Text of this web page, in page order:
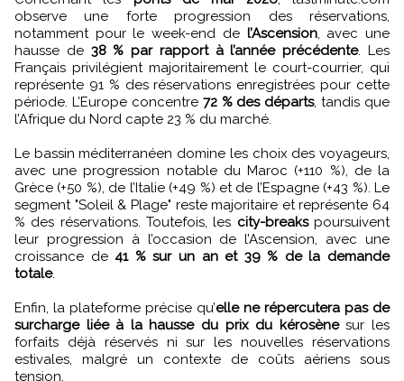
observe une forte progression des réservations,
notamment pour le week-end de l’Ascension, avec une
hausse de 38 % par rapport à l’année précédente. Les
Français privilégient majoritairement le court-courrier, qui
représente 91 % des réservations enregistrées pour cette
période. L’Europe concentre 72 % des départs, tandis que
l’Afrique du Nord capte 23 % du marché.
Le bassin méditerranéen domine les choix des voyageurs,
avec une progression notable du Maroc (+110 %), de la
Grèce (+50 %), de l’Italie (+49 %) et de l’Espagne (+43 %). Le
segment "Soleil & Plage" reste majoritaire et représente 64
% des réservations. Toutefois, les city-breakspoursuivent
leur progression à l’occasion de l’Ascension, avec une
croissance de41 % sur un an et 39 % de la demande
totale.
Enfin, la plateforme précise qu’elle ne répercutera pas de
surcharge liée à la hausse du prix du kérosènesur les
forfaits déjà réservés ni sur les nouvelles réservations
estivales, malgré un contexte de coûts aériens sous
tension.